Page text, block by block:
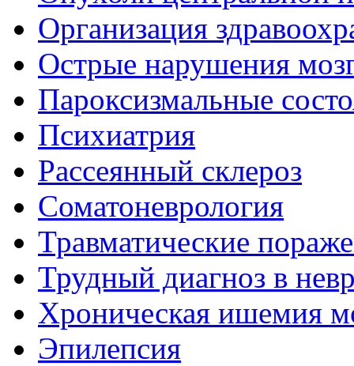
Организация
Острые нарушения
Пароксизмальные
Психиатрия
Рассеянный склероз
Соматоневрология
Травматические
Трудный диагноз в
Хроническая ишемия
Эпилепсия